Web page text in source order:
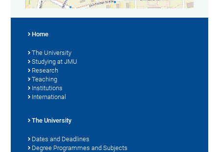
Home
The University
Studying at JMU
Research
Teaching
Institutions
International
The University
Dates and Deadlines
Degree Programmes and Subjects